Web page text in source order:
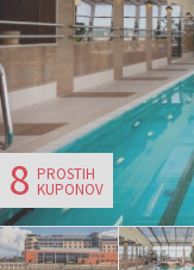
8 PROSTIH
KUPONOV